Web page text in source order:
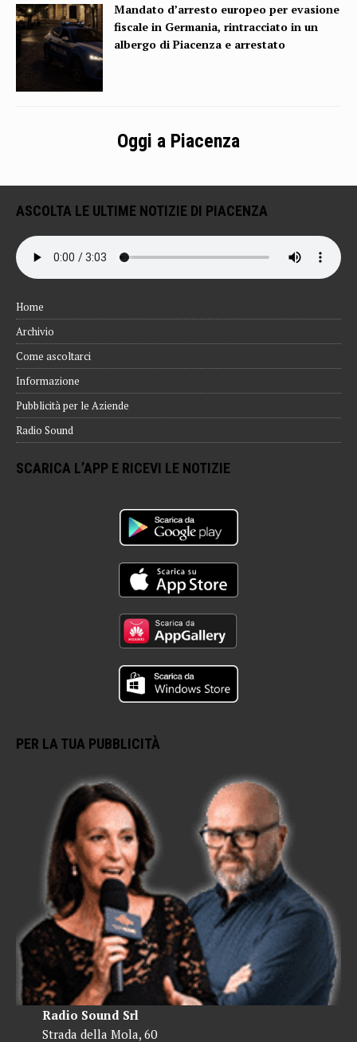
Mandato d’arresto europeo per evasione
fiscale in Germania, rintracciato in un
albergo di Piacenza e arrestato
Oggi a Piacenza
ASCOLTA LE ULTIME NOTIZIE DI PIACENZA
Home
Archivio
Come ascoltarci
Informazione
Pubblicità per le Aziende
Radio Sound
SCARICA L’APP E RICEVI LE NOTIZIE
PER LA TUA PUBBLICITÀ
Radio Sound Srl
Strada della Mola, 60